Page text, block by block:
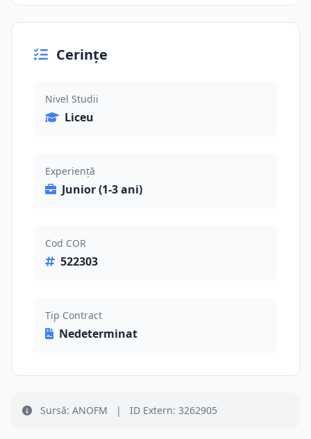
Cerințe
Nivel Studii
Liceu
Experiență
Junior (1-3 ani)
Cod COR
522303
Tip Contract
Nedeterminat
Sursă: ANOFM | ID Extern: 3262905